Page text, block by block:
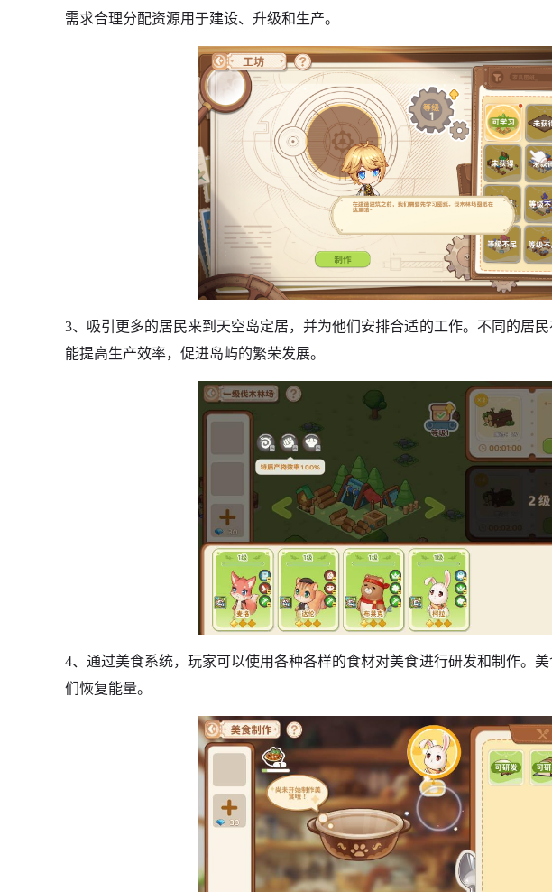
需求合理分配资源用于建设、升级和生产。
3、吸引更多的居民来到天空岛定居，并为他们安排合适的工作。不同的居
能提高生产效率，促进岛屿的繁荣发展。
4、通过美食系统，玩家可以使用各种各样的食材对美食进行研发和制作。
们恢复能量。